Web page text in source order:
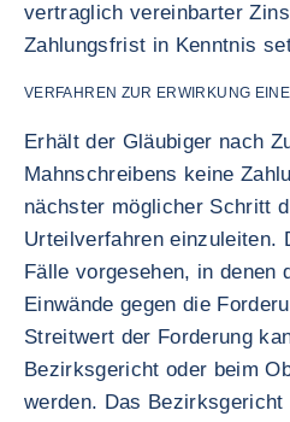
vertraglich vereinbarter
Zahlungsfrist in Kenntnis
VERFAHREN ZUR ERWIRKUNG
Erhält der Gläubiger nach
Mahnschreibens keine
nächster möglicher Schritt
Urteilverfahren einzuleiten.
Fälle vorgesehen, in denen
Einwände gegen die
Streitwert der Forderung
Bezirksgericht oder beim
werden. Das